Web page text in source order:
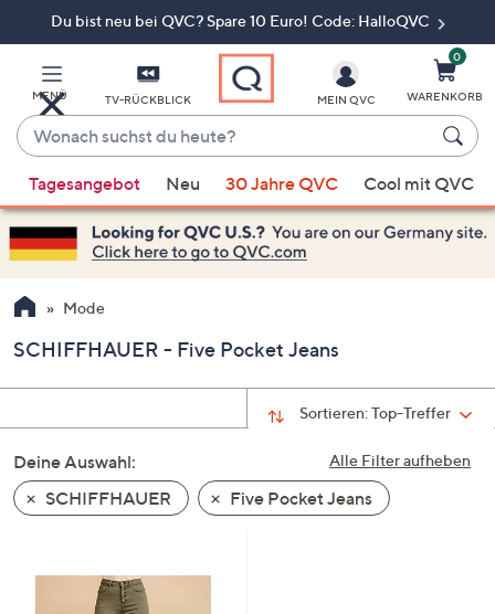
Du bist neu bei QVC? Spare 10 Euro! Code: HalloQVC
MENÜ TV-RÜCKBLICK
Wonach
suchst
du
heute?
Vorschläge
verfügbar
sind,
verwenden
Sie
Pfeiltasten
nach
und
nach
unten
oder
MEIN QVC
0
WARENKORB
Tagesangebot Neu 30 Jahre QVC Cool mit QVC
Mode
SCHIFFHAUER - Five Pocket Jeans
Sortieren:Top-Treffer
Alle Filter aufheben
Deine Auswahl:
SCHIFFHAUER
Five Pocket Jeans